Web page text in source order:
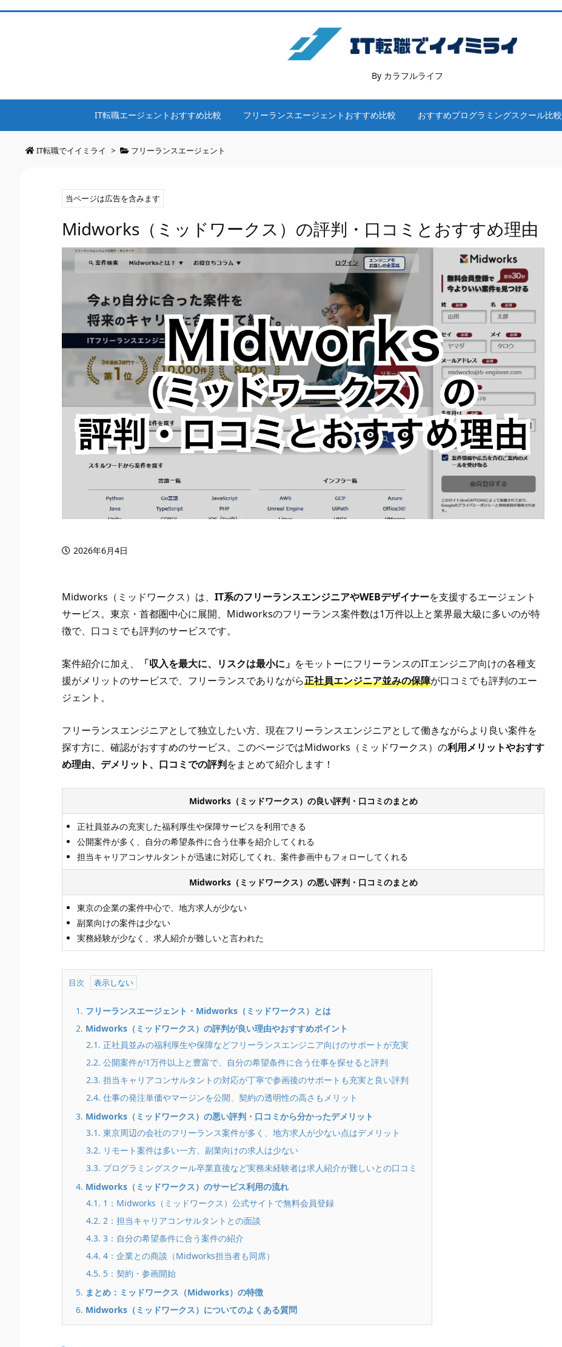
By カラフルライフ
IT転職エージェントおすすめ比較 フリーランスエージェントおすすめ比較 おすすめプログラミングスクール比較
IT転職でイイミライ > フリーランスエージェント
当ページは広告を含みます
Midworks（ミッドワークス）の評判・口コミとおすすめ理由
2026年6月4日
Midworks（ミッドワークス）は、 IT系のフリーランスエンジニアやWEBデザイナーを支援するエージェント
サービス。東京・首都圏中心に展開、Midworksのフリーランス案件数は1万件以上と業界最大級に多いのが特
徴で、口コミでも評判のサービスです。
案件紹介に加え、 「収入を最大に、リスクは最小に」 をモットーにフリーランスのITエンジニア向けの各種支
援がメリットのサービスで、フリーランスでありながら正社員エンジニア並みの保障が口コミでも評判のエー
ジェント。
フリーランスエンジニアとして独立したい方、現在フリーランスエンジニアとして働きながらより良い案件を
探す方に、確認がおすすめのサービス。このページではMidworks（ミッドワークス）の利用メリットやおすす
め理由、デメリット、口コミでの評判をまとめて紹介します！
Midworks（ミッドワークス）の良い評判・口コミのまとめ
正社員並みの充実した福利厚生や保障サービスを利用できる
公開案件が多く、自分の希望条件に合う仕事を紹介してくれる
担当キャリアコンサルタントが迅速に対応してくれ、案件参画中もフォローしてくれる
Midworks（ミッドワークス）の悪い評判・口コミのまとめ
東京の企業の案件中心で、地方求人が少ない
副業向けの案件は少ない
実務経験が少なく、求人紹介が難しいと言われた
目次
1. フリーランスエージェント・Midworks（ミッドワークス）とは
2. Midworks（ミッドワークス）の評判が良い理由やおすすめポイント
2.1. 正社員並みの福利厚生や保障などフリーランスエンジニア向けのサポートが充実
2.2. 公開案件が1万件以上と豊富で、自分の希望条件に合う仕事を探せると評判
2.3. 担当キャリアコンサルタントの対応が丁寧で参画後のサポートも充実と良い評判
2.4. 仕事の発注単価やマージンを公開、契約の透明性の高さもメリット
3. Midworks（ミッドワークス）の悪い評判・口コミから分かったデメリット
3.1. 東京周辺の会社のフリーランス案件が多く、地方求人が少ない点はデメリット
3.2. リモート案件は多い一方、副業向けの求人は少ない
3.3. プログラミングスクール卒業直後など実務未経験者は求人紹介が難しいとの口コミ
4. Midworks（ミッドワークス）のサービス利用の流れ
4.1. 1：Midworks（ミッドワークス）公式サイトで無料会員登録
4.2. 2：担当キャリアコンサルタントとの面談
4.3. 3：自分の希望条件に合う案件の紹介
4.4. 4：企業との商談（Midworks担当者も同席）
4.5. 5：契約・参画開始
5. まとめ：ミッドワークス（Midworks）の特徴
6. Midworks（ミッドワークス）についてのよくある質問